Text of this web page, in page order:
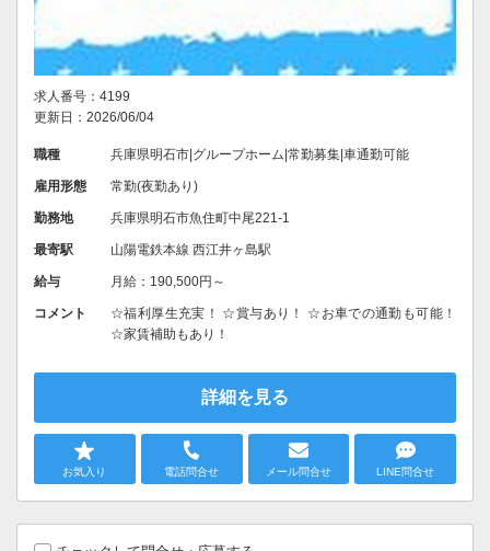
求人番号：4199
更新日：2026/06/04
職種 兵庫県明石市|グループホーム|常勤募集|車通勤可能
雇用形態 常勤(夜勤あり)
勤務地 兵庫県明石市魚住町中尾221-1
最寄駅 山陽電鉄本線 西江井ヶ島駅
給与 月給：190,500円～
コメント
☆福利厚生充実！ ☆賞与あり！ ☆お車での通勤も可能！
☆家賃補助もあり！
詳細を見る
お気入り 電話問合せ メール問合せ LINE問合せ